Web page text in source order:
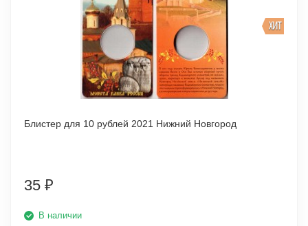
ХИТ
Блистер для 10 рублей 2021 Нижний Новгород
35 ₽
В наличии